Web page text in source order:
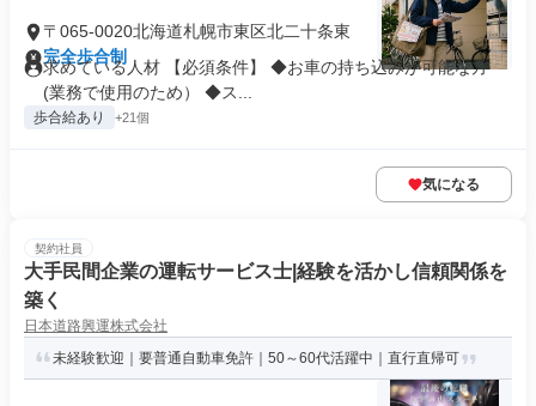
〒065-0020北海道札幌市東区北二十条東
完全歩合制
求めている人材 【必須条件】 ◆お車の持ち込みが可能な方
(業務で使用のため） ◆ス...
歩合給あり +21個
気になる
契約社員
大手民間企業の運転サービス士|経験を活かし信頼関係を
築く
日本道路興運株式会社
未経験歓迎｜要普通自動車免許｜50～60代活躍中｜直行直帰可